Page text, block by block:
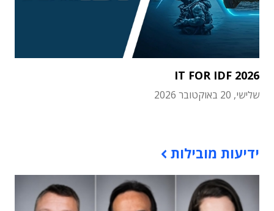
IT FOR IDF 2026
שלישי, 20 באוקטובר 2026
ידיעות מובילות